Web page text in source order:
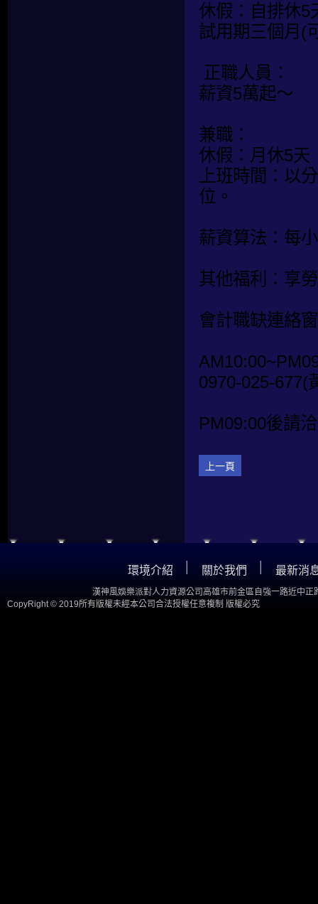
休假：自排休5
試用期三個月(
正職人員：
薪資5萬起～
兼職：
休假：月休5天
上班時間：以
位。
薪資算法：每
其他福利：享
會計職缺連絡
0970-025-677(
PM09:00後請
上一頁
環境介紹 關於我們 最新消
漢神風娛樂派對人力資源公司高雄市前金區自強一路近中正
CopyRight © 2019所有版權未經本公司合法授權任意複制 版權必究